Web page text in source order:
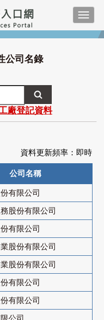
公司名錄
廠登記資料
資料更新頻率：即時
公司名稱
有限公司
股份有限公司
有限公司
股份有限公司
股份有限公司
有限公司
有限公司
公司